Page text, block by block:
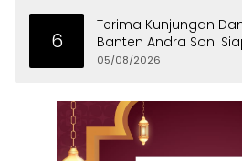
6
Terima Kunjungan
Banten Andra Soni
Kolaborasi
05/08/2026